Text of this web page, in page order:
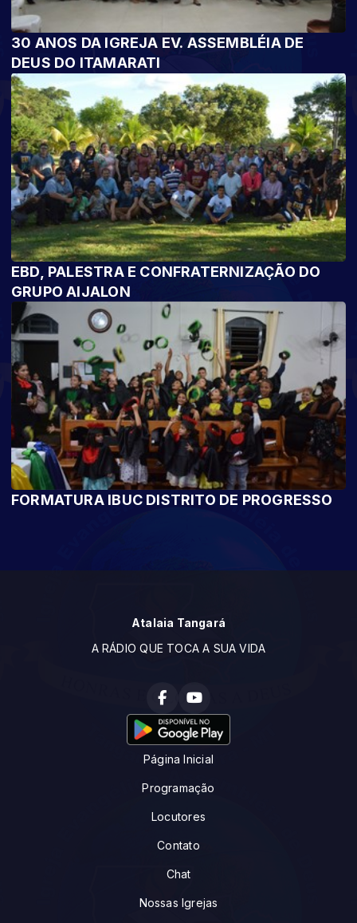
30 ANOS DA IGREJA EV. ASSEMBLÉIA DE
DEUS DO ITAMARATI
EBD, PALESTRA E CONFRATERNIZAÇÃO DO
GRUPO AIJALON
FORMATURA IBUC DISTRITO DE PROGRESSO
Atalaia Tangará
A RÁDIO QUE TOCA A SUA VIDA
Página Inicial
Programação
Locutores
Contato
Chat
Nossas Igrejas